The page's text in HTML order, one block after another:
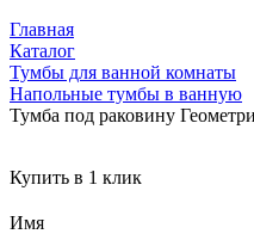
Главная
Каталог
Тумбы для ванной комнаты
Напольные тумбы в ванную
Тумба под раковину
Купить в 1 клик
Имя